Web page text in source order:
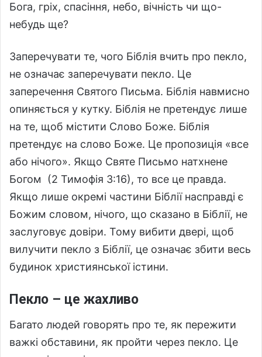
Бога, гріх, спасіння, небо, вічність чи що-
небудь ще?
Заперечувати те, чого Біблія вчить про пекло,
не означає заперечувати пекло. Це
заперечення Святого Письма. Біблія навмисно
опиняється у кутку. Біблія не претендує лише
на те, щоб містити Слово Боже. Біблія
претендує на слово Боже. Це пропозиція «все
або нічого». Якщо Святе Письмо натхнене
Богом (2 Тимофія 3:16), то все це правда.
Якщо лише окремі частини Біблії насправді є
Божим словом, нічого, що сказано в Біблії, не
заслуговує довіри. Тому вибити двері, щоб
вилучити пекло з Біблії, це означає збити весь
будинок християнської істини.
Пекло – це жахливо
Багато людей говорять про те, як пережити
важкі обставини, як пройти через пекло. Це